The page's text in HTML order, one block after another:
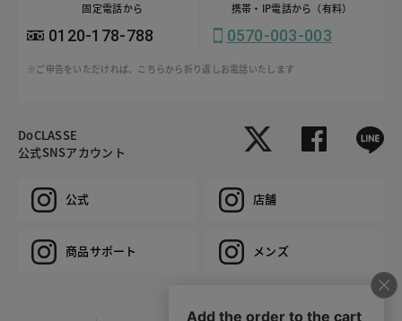
固定電話から
0120-178-788
携帯・IP電話から（有料）
0570-003-003
※ご申告をいただければ、こちらから折り返しお電話いたします
DoCLASSE
公式SNSアカウント
公式 店舗
商品サポート メンズ